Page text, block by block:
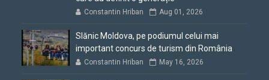
Constantin Hriban Aug 01, 2026
Slănic Moldova, pe podiumul celui mai
important concurs de turism din România
Constantin Hriban May 16, 2026